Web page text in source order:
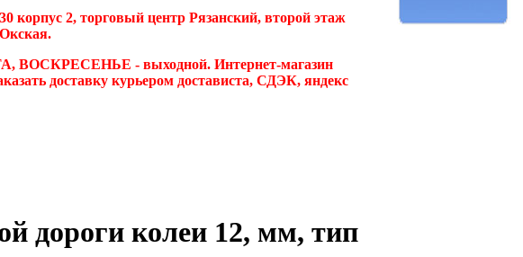
корпус 2, торговый центр Рязанский, второй этаж
ВОСКРЕСЕНЬЕ - выходной. Интернет-магазин
доставку курьером достависта, СДЭК, яндекс
дороги колеи 12, мм, тип